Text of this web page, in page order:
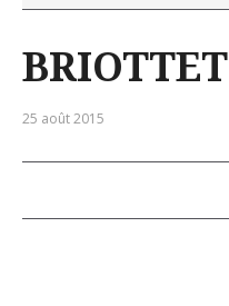
BRIOTTET
25 août 2015